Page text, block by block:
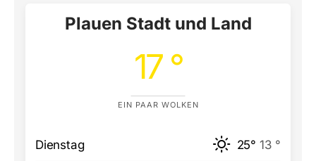
Plauen Stadt und Land
17 °
EIN PAAR WOLKEN
Dienstag 25° 13 °